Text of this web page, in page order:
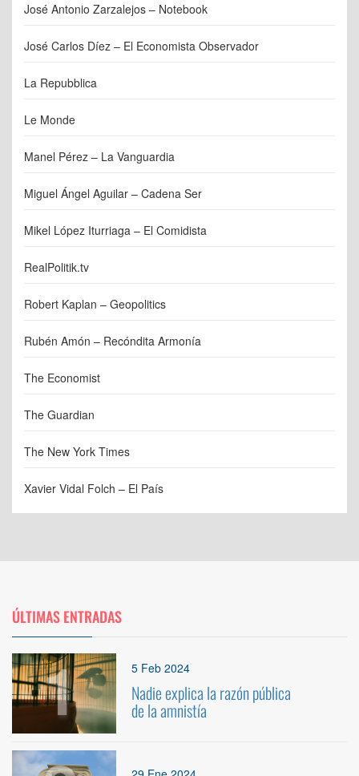
José Antonio Zarzalejos – Notebook
José Carlos Díez – El Economista Observador
La Repubblica
Le Monde
Manel Pérez – La Vanguardia
Miguel Ángel Aguilar – Cadena Ser
Mikel López Iturriaga – El Comidista
RealPolitik.tv
Robert Kaplan – Geopolitics
Rubén Amón – Recóndita Armonía
The Economist
The Guardian
The New York Times
Xavier Vidal Folch – El País
ÚLTIMAS ENTRADAS
1 5 Feb 2024
Nadie explica la razón pública
de la amnistía